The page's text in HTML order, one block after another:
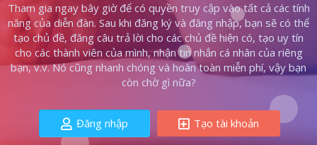
Tham gia ngay bây giờ để có quyền truy cập vào tất cả các tính
năng của diễn đàn. Sau khi đăng ký và đăng nhập, bạn sẽ có thể
tạo chủ đề, đăng câu trả lời cho các chủ đề hiện có, tạo uy tín
cho các thành viên của mình, nhận tin nhắn cá nhân của riêng
bạn, v.v. Nó cũng nhanh chóng và hoàn toàn miễn phí, vậy bạn
còn chờ gì nữa?
Đăng nhập Tạo tài khoản